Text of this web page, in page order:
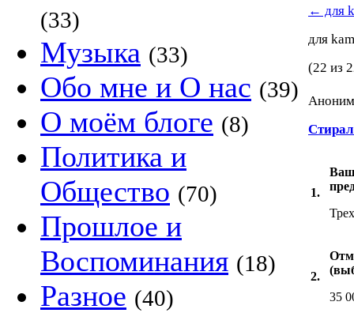
(33)
Музыка (33)
Обо мне и О нас (39)
О моём блоге (8)
Политика и
Общество (70)
Прошлое и
Воспоминания (18)
Разное (40)
← для
для
(22 из
1.
2.
35